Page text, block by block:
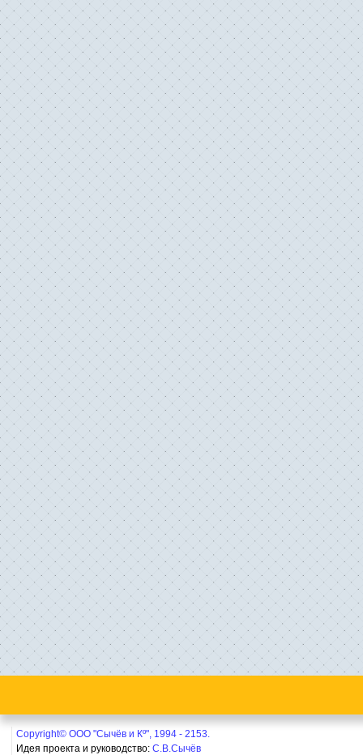
Copyright© ООО "Сычёв и Кº", 1994 - 2153.
Идея проекта и руководство: С.В.Сычёв